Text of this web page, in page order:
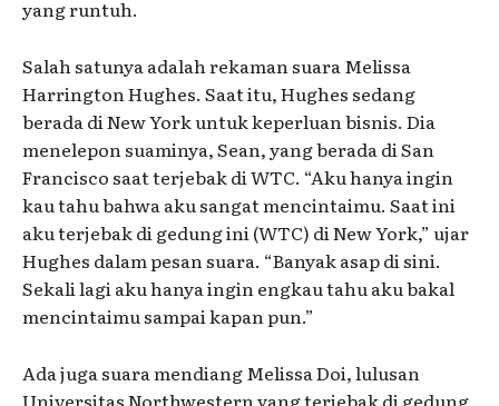
yang runtuh.
Salah satunya adalah rekaman suara Melissa
Harrington Hughes. Saat itu, Hughes sedang
berada di New York untuk keperluan bisnis. Dia
menelepon suaminya, Sean, yang berada di San
Francisco saat terjebak di WTC. “Aku hanya ingin
kau tahu bahwa aku sangat mencintaimu. Saat ini
aku terjebak di gedung ini (WTC) di New York,” ujar
Hughes dalam pesan suara. “Banyak asap di sini.
Sekali lagi aku hanya ingin engkau tahu aku bakal
mencintaimu sampai kapan pun.”
Ada juga suara mendiang Melissa Doi, lulusan
Universitas Northwestern yang terjebak di gedung